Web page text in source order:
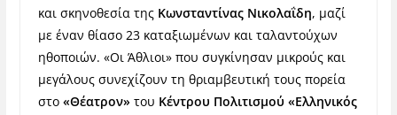
και σκηνοθεσία της Κωνσταντίνας Νικολαΐδη, μαζί
με έναν θίασο 23 καταξιωμένων και ταλαντούχων
ηθοποιών. «Οι Άθλιοι» που συγκίνησαν μικρούς και
μεγάλους συνεχίζουν τη θριαμβευτική τους πορεία
στο «Θέατρον» του Κέντρου Πολιτισμού «Ελληνικός